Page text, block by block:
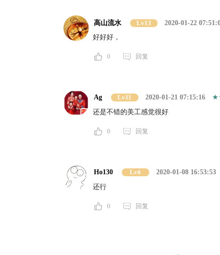
高山流水 Lv13
2020-01-22
好好好，
0 回复
Ag Lv11
2020-01-21 07:15:16
还是不错的美工感觉很好
0 回复
Ho130 Lv6
2020-01-08 16:53:53
还行
0 回复